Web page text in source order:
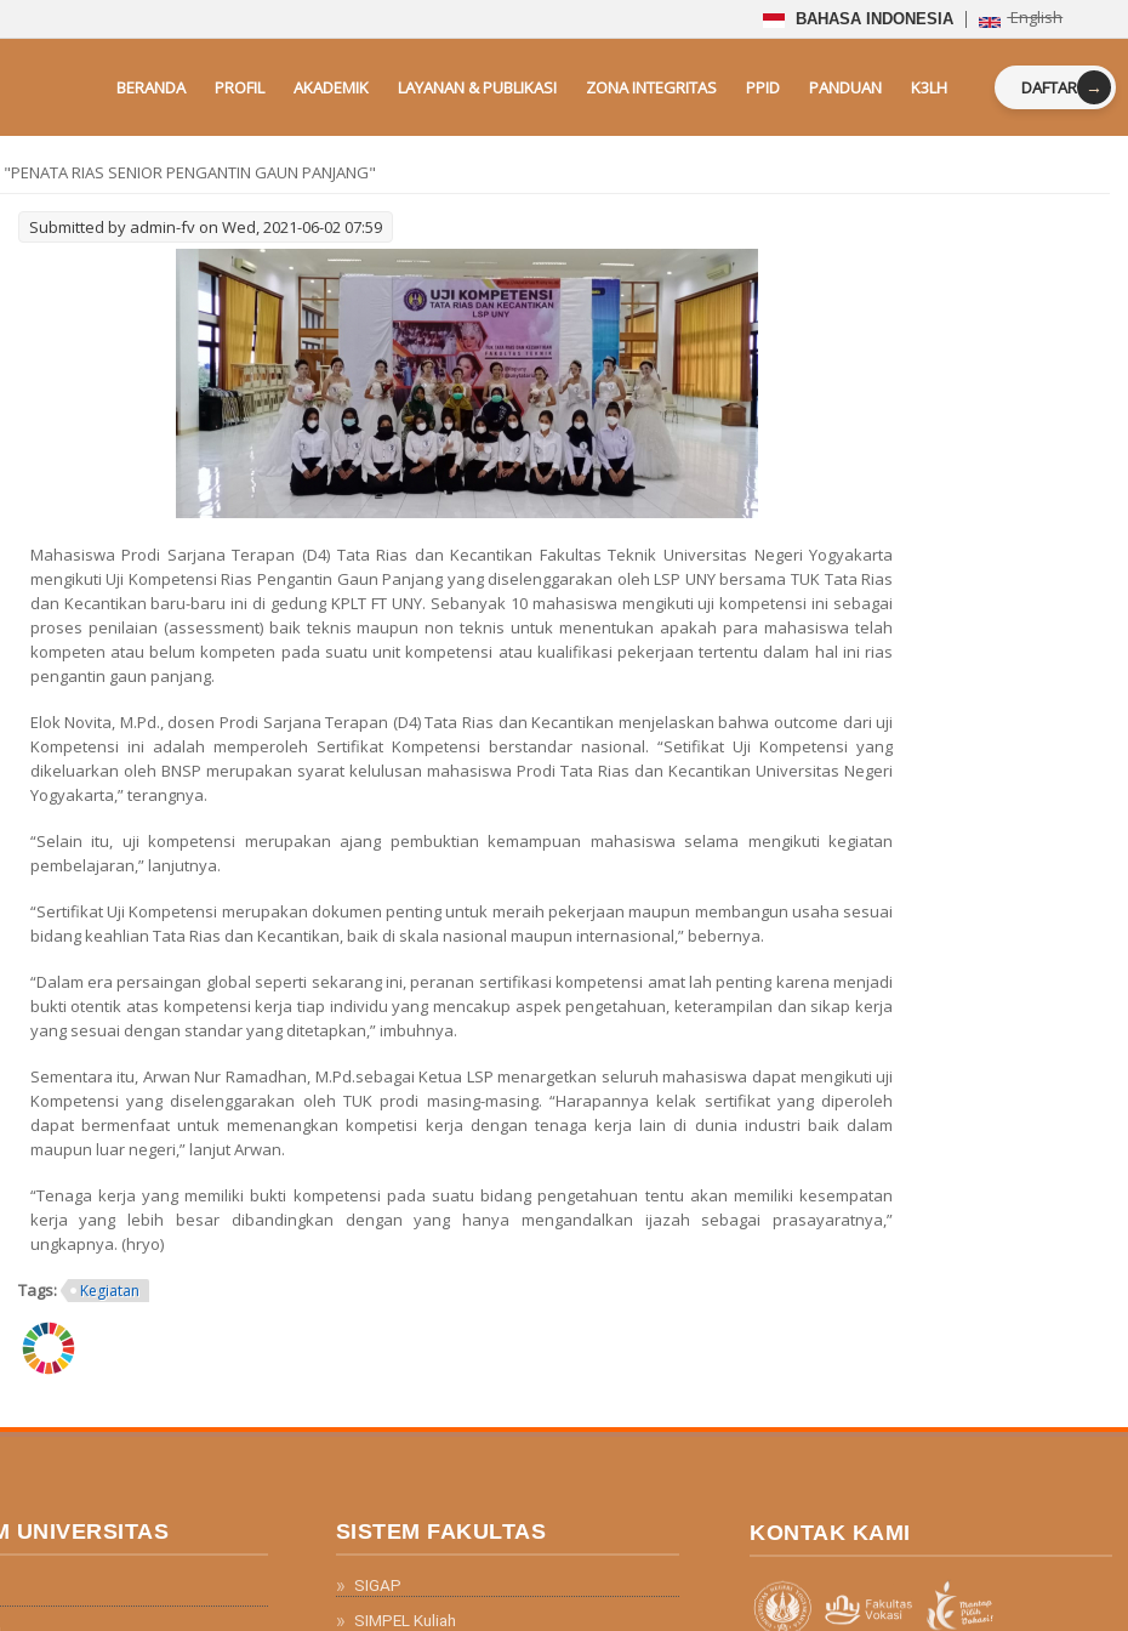
BAHASA INDONESIA English
BERANDA PROFIL AKADEMIK LAYANAN & PUBLIKASI ZONA INTEGRITAS PPID PANDUAN K3LH DAFTAR →
"PENATA RIAS SENIOR PENGANTIN GAUN PANJANG"
Submitted by admin-fvon Wed, 2021-06-02 07:59
Mahasiswa Prodi Sarjana Terapan (D4) Tata Rias dan Kecantikan Fakultas Teknik Universitas Negeri Yogyakarta
mengikuti Uji Kompetensi Rias Pengantin Gaun Panjang yang diselenggarakan oleh LSP UNY bersama TUK Tata Rias
dan Kecantikan baru-baru ini di gedung KPLT FT UNY. Sebanyak 10 mahasiswa mengikuti uji kompetensi ini sebagai
proses penilaian (assessment) baik teknis maupun non teknis untuk menentukan apakah para mahasiswa telah
kompeten atau belum kompeten pada suatu unit kompetensi atau kualifikasi pekerjaan tertentu dalam hal ini rias
pengantin gaun panjang.
Elok Novita, M.Pd., dosen Prodi Sarjana Terapan (D4) Tata Rias dan Kecantikan menjelaskan bahwa outcome dari uji
Kompetensi ini adalah memperoleh Sertifikat Kompetensi berstandar nasional. “Setifikat Uji Kompetensi yang
dikeluarkan oleh BNSP merupakan syarat kelulusan mahasiswa Prodi Tata Rias dan Kecantikan Universitas Negeri
Yogyakarta,” terangnya.
“Selain itu, uji kompetensi merupakan ajang pembuktian kemampuan mahasiswa selama mengikuti kegiatan
pembelajaran,” lanjutnya.
“Sertifikat Uji Kompetensi merupakan dokumen penting untuk meraih pekerjaan maupun membangun usaha sesuai
bidang keahlian Tata Rias dan Kecantikan, baik di skala nasional maupun internasional,” bebernya.
“Dalam era persaingan global seperti sekarang ini, peranan sertifikasi kompetensi amat lah penting karena menjadi
bukti otentik atas kompetensi kerja tiap individu yang mencakup aspek pengetahuan, keterampilan dan sikap kerja
yang sesuai dengan standar yang ditetapkan,” imbuhnya.
Sementara itu, Arwan Nur Ramadhan, M.Pd.sebagai Ketua LSP menargetkan seluruh mahasiswa dapat mengikuti uji
Kompetensi yang diselenggarakan oleh TUK prodi masing-masing. “Harapannya kelak sertifikat yang diperoleh
dapat bermenfaat untuk memenangkan kompetisi kerja dengan tenaga kerja lain di dunia industri baik dalam
maupun luar negeri,” lanjut Arwan.
“Tenaga kerja yang memiliki bukti kompetensi pada suatu bidang pengetahuan tentu akan memiliki kesempatan
kerja yang lebih besar dibandingkan dengan yang hanya mengandalkan ijazah sebagai prasayaratnya,”
ungkapnya. (hryo)
Tags: Kegiatan
ring.png
UNIVERSITAS SISTEM FAKULTAS
SIGAP
SIMPEL Kuliah
KONTAK KAMI